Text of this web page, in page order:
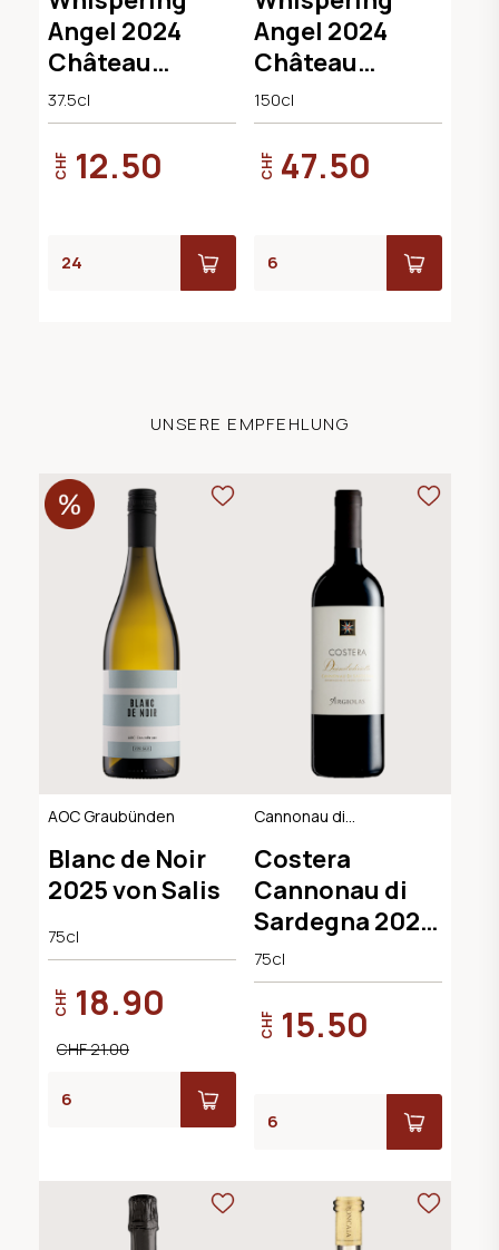
Angel 2024
Château
d`Esclans
37.5cl
CHF 12.50
Angel 2024
Château
d`Esclans
150cl
CHF 47.50
UNSERE EMPFEHLUNG
AOC Graubünden
Blanc de Noir
2025 von Salis
75cl
CHF 18.90
CHF 21.00
Cannonau di
Costera
Cannonau di
Sardegna 2022
Cantina
Argiolas
75cl
CHF 15.50